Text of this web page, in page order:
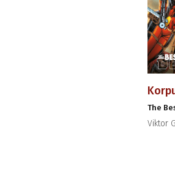
The
Viktor